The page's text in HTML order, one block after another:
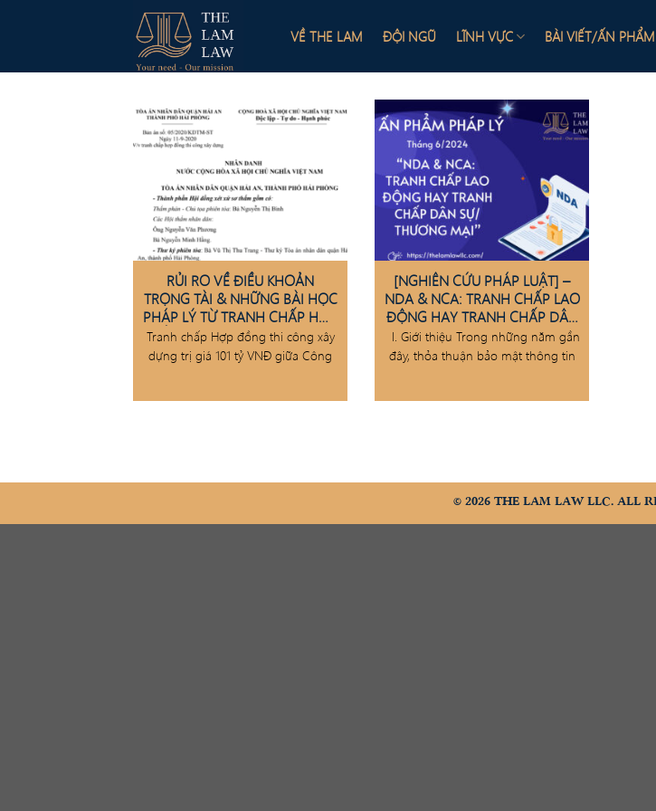
VỀ THE LAM ĐỘI NGŨ LĨNH VỰC BÀI VIẾT/ẤN PHẨM
RỦI RO VỀ ĐIỀU KHOẢN
TRỌNG TÀI & NHỮNG BÀI HỌC
PHÁP LÝ TỪ TRANH CHẤP HỢP
ĐỒNG THI CÔNG XÂY DỰNG
Tranh chấp Hợp đồng thi công xây
dựng trị giá 101 tỷ VNĐ giữa Công
[NGHIÊN CỨU PHÁP LUẬT] –
NDA & NCA: TRANH CHẤP LAO
ĐỘNG HAY TRANH CHẤP DÂN
SỰ/THƯƠNG MẠI
I. Giới thiệu Trong những năm gần
đây, thỏa thuận bảo mật thông tin
© 2026 THE LAM LAW LLC. ALL